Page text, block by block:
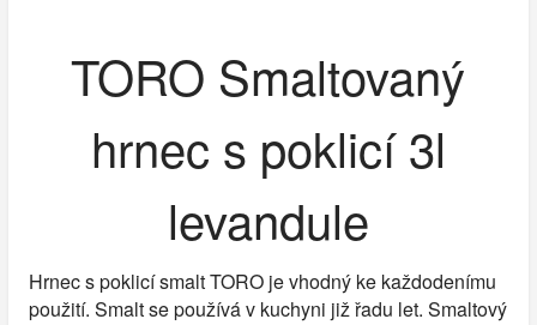
TORO Smaltovaný
hrnec s poklicí 3l
levandule
Hrnec s poklicí smalt TORO je vhodný ke každodenímu
použití. Smalt se používá v kuchyni již řadu let. Smaltový